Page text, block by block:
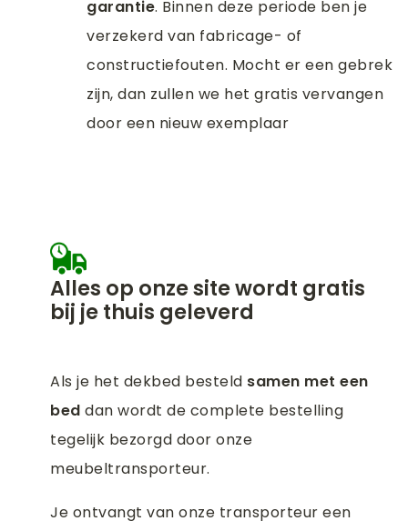
garantie. Binnen deze periode ben je
verzekerd van fabricage- of
constructiefouten. Mocht er een gebrek
zijn, dan zullen we het gratis vervangen
door een nieuw exemplaar
Alles op onze site wordt gratis
bij je thuis geleverd
Als je het dekbed besteld samen met een
bed dan wordt de complete bestelling
tegelijk bezorgd door onze
meubeltransporteur.
Je ontvangt van onze transporteur een